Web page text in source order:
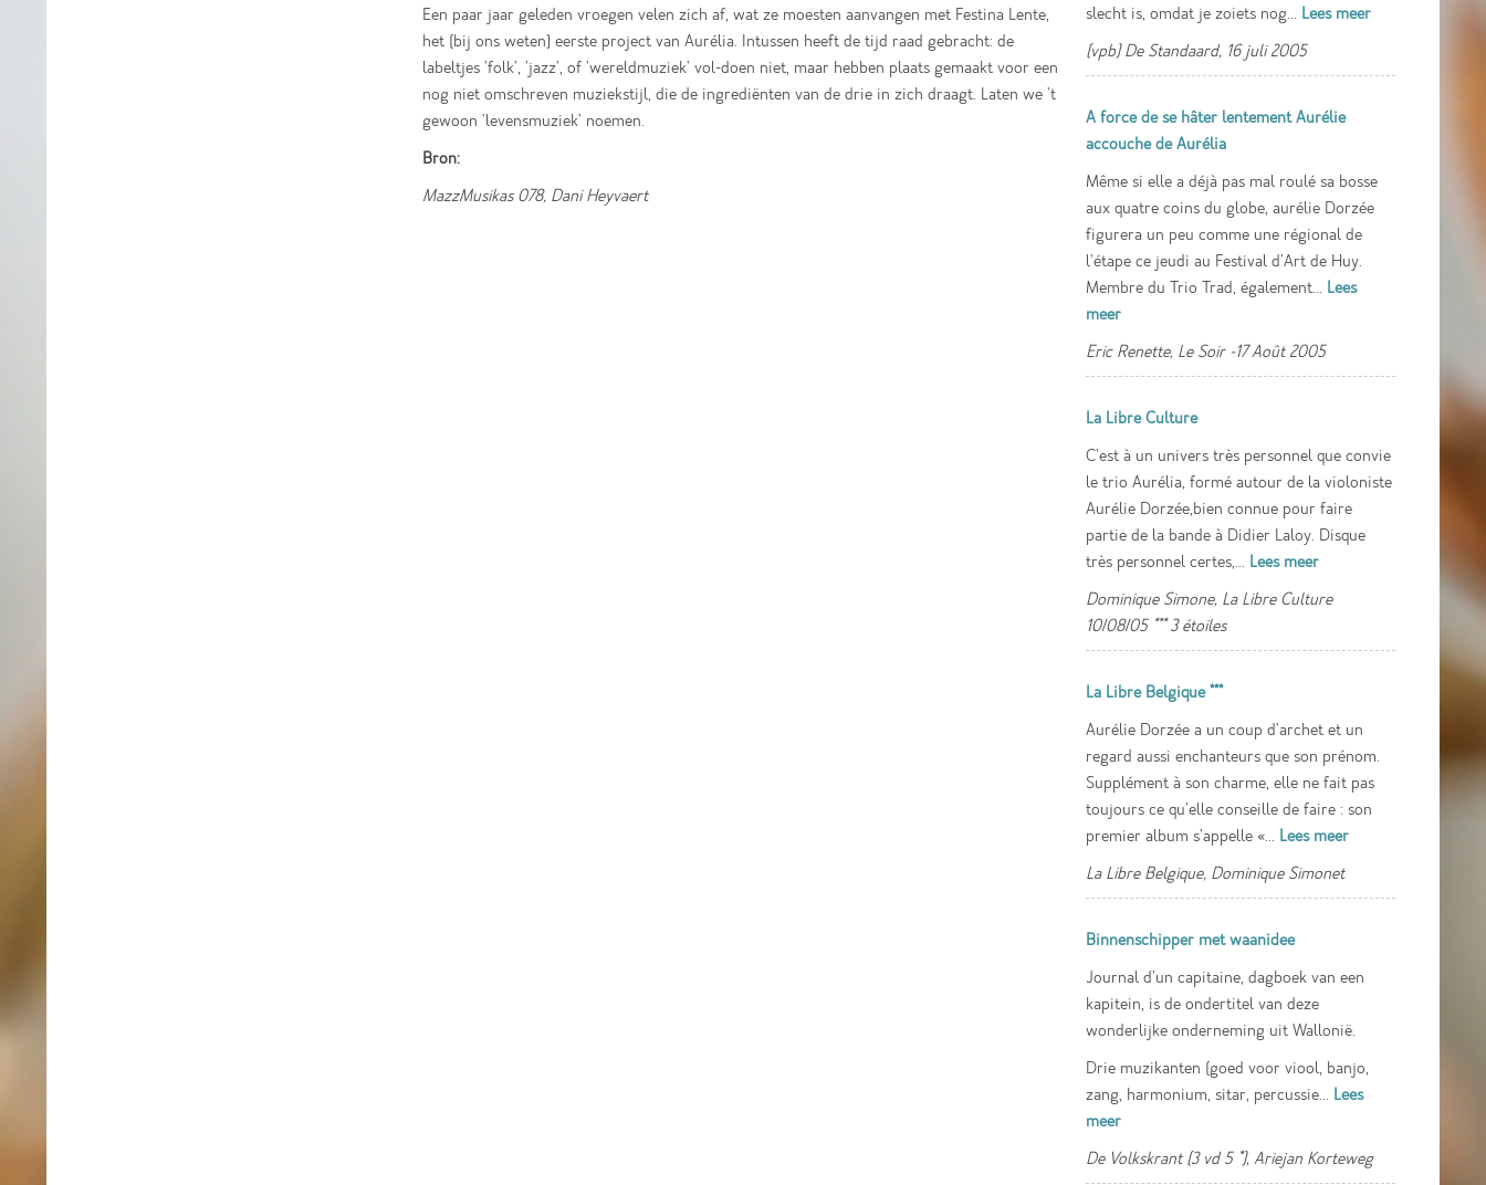
Een paar jaar geleden vroegen velen zich af, wat ze moesten aanvangen met Festina Lente,
het (bij ons weten) eerste project van Aurélia. Intussen heeft de tijd raad gebracht: de
labeltjes 'folk', 'jazz', of 'wereldmuziek' vol-doen niet, maar hebben plaats gemaakt voor een
nog niet omschreven muziekstijl, die de ingrediënten van de drie in zich draagt. Laten we 't
gewoon 'levensmuziek' noemen.
Bron:
MazzMusikas 078, Dani Heyvaert
slecht is, omdat je zoiets nog... Lees meer
(vpb) De Standaard, 16 juli 2005
A force de se hâter lentement Aurélie
accouche de Aurélia
Même si elle a déjà pas mal roulé sa bosse
aux quatre coins du globe, aurélie Dorzée
figurera un peu comme une régional de
l'étape ce jeudi au Festival d'Art de Huy.
Membre du Trio Trad, également... Lees
meer
Eric Renette, Le Soir -17 Août 2005
La Libre Culture
C'est à un univers très personnel que convie
le trio Aurélia, formé autour de la violoniste
Aurélie Dorzée,bien connue pour faire
partie de la bande à Didier Laloy. Disque
très personnel certes,... Lees meer
Dominique Simone, La Libre Culture
10/08/05 *** 3 étoiles
La Libre Belgique ***
Aurélie Dorzée a un coup d'archet et un
regard aussi enchanteurs que son prénom.
Supplément à son charme, elle ne fait pas
toujours ce qu'elle conseille de faire : son
premier album s'appelle «... Lees meer
La Libre Belgique, Dominique Simonet
Binnenschipper met waanidee
Journal d’un capitaine, dagboek van een
kapitein, is de ondertitel van deze
wonderlijke onderneming uit Wallonië.
Drie muzikanten (goed voor viool, banjo,
zang, harmonium, sitar, percussie... Lees
meer
De Volkskrant (3 vd 5 *), Ariejan Korteweg